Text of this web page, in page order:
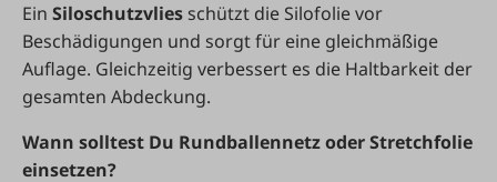
Ein Siloschutzvlies schützt die Silofolie vor
Beschädigungen und sorgt für eine gleichmäßige
Auflage. Gleichzeitig verbessert es die Haltbarkeit der
gesamten Abdeckung.
Wann solltest Du Rundballennetz oder Stretchfolie
einsetzen?